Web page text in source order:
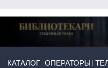
КАТАЛОГ ОПЕРАТОРЫ